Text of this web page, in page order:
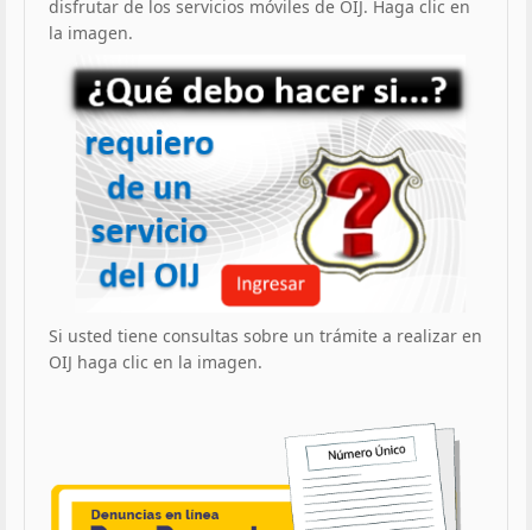
disfrutar de los servicios móviles de OIJ. Haga clic en
la imagen.
Si usted tiene consultas sobre un trámite a realizar en
OIJ haga clic en la imagen.